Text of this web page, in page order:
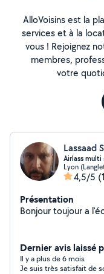
AlloVoisins est la
services et à la
vous ! Rejoignez
membres,
votre
Lassaad
Airlass multi
Lyon
4,5/5
Présentation
Bonjour toujour a
Dernier avis laissé
Il y a plus de 6 mois
Je suis très satisfait de